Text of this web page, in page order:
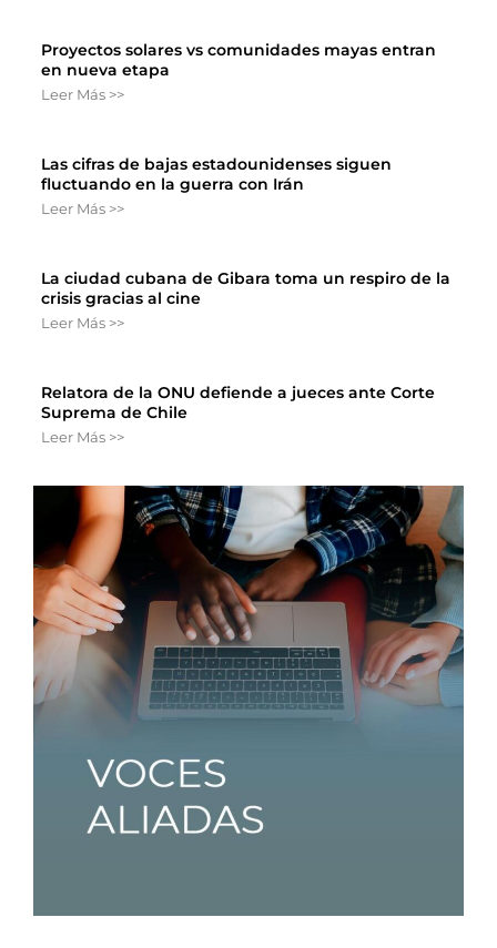
Proyectos solares vs comunidades mayas entran
en nueva etapa
Leer Más >>
Las cifras de bajas estadounidenses siguen
fluctuando en la guerra con Irán
Leer Más >>
La ciudad cubana de Gibara toma un respiro de la
crisis gracias al cine
Leer Más >>
Relatora de la ONU defiende a jueces ante Corte
Suprema de Chile
Leer Más >>